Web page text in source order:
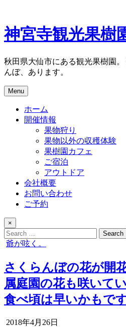
content
神宮寺観光果樹
秋田県大仙市にある観光果樹園
んぼ、あります。
Menu
ホーム
開催情報
果物狩り
果物以外の収穫体験
果樹園カフェ
ご宿泊
アウトドア
会社概要
お問い合わせ
ご予約
×
Search
for:
Posted
爺が呟く。
さくらんぼの花が開
属庭園の花も咲いて
食べ頃は早いかもで
Published
2018年4月26日